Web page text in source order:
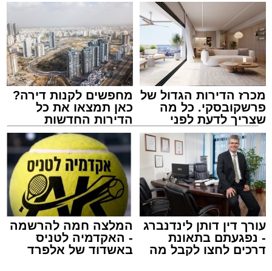
המרכז למורשת
מנהל האתר / 10:42 06.08.26
תגים:המרכז למורשת, "מהות"
ימים ספורים לתום בין הזמנים אב שהיה גדוש
בפעילויות שונות ומגוונות, במוצאי שבת הקרוב,
מכרז הדירות הגדול של
פרשקובסקי. כל מה
שצריך לדעת לפני
שמגישים הצעה לדירה
באשדוד
מחפשים לקנות דירה?
כאן תמצאו את כל
הדירות החדשות
למכירה באשדוד >>>
עורך דין דותן לינדנברג
- נפגעתם בתאונת
דרכים לחצו לקבל מה
המלצה חמה להרשמה
- האקדמיה לטניס
באשדוד של אלפרד